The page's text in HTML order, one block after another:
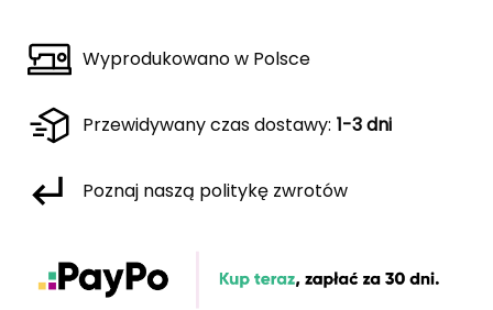
Wyprodukowano w Polsce
Przewidywany czas dostawy: 1-3 dni
Poznaj naszą politykę zwrotów